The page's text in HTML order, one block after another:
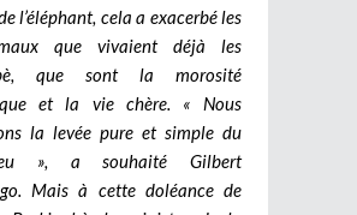
l’éléphant, cela a exacerbé les
que vivaient déjà les
que sont la morosité
et la vie chère. « Nous
la levée pure et simple du
feu », a souhaité Gilbert
Mais à cette doléance de